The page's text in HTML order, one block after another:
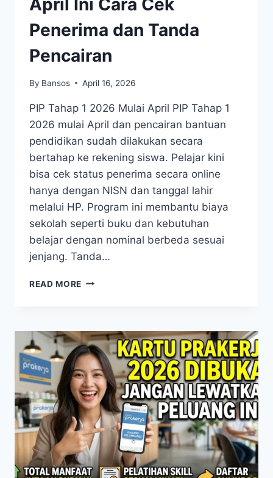
April Ini Cara Cek
Penerima dan Tanda
Pencairan
By Bansos April 16, 2026
PIP Tahap 1 2026 Mulai April PIP Tahap 1
2026 mulai April dan pencairan bantuan
pendidikan sudah dilakukan secara
bertahap ke rekening siswa. Pelajar kini
bisa cek status penerima secara online
hanya dengan NISN dan tanggal lahir
melalui HP. Program ini membantu biaya
sekolah seperti buku dan kebutuhan
belajar dengan nominal berbeda sesuai
jenjang. Tanda…
READ MORE PIP
MULAI
APRIL
INI
CARA
CEK
PENERIMA
DAN
TANDA
PENCAIRAN